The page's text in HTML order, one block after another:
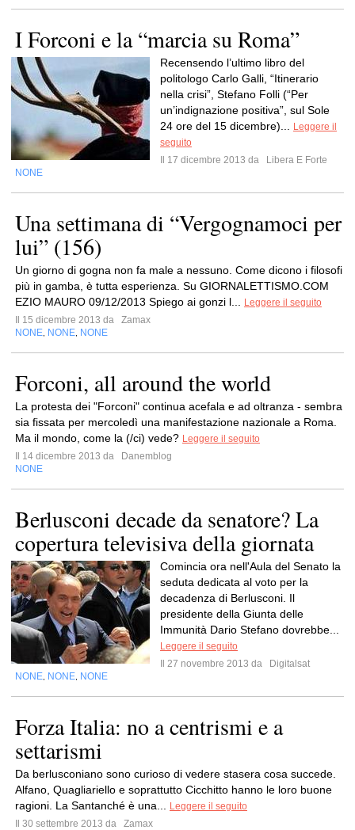
I Forconi e la “marcia su Roma”
Recensendo l’ultimo libro del
politologo Carlo Galli, “Itinerario
nella crisi”, Stefano Folli (“Per
un’indignazione positiva”, sul Sole
24 ore del 15 dicembre)...
Leggere il
seguito
Il 17 dicembre 2013 da
Libera E Forte
NONE
Una settimana di “Vergognamoci per
lui” (156)
Un giorno di gogna non fa male a nessuno. Come dicono i filosofi
più in gamba, è tutta esperienza. Su GIORNALETTISMO.COM
EZIO MAURO 09/12/2013 Spiego ai gonzi l...
Leggere il seguito
Il 15 dicembre 2013 da
Zamax
NONE NONE NONE
Forconi, all around the world
La protesta dei "Forconi" continua acefala e ad oltranza - sembra
sia fissata per mercoledì una manifestazione nazionale a Roma.
Ma il mondo, come la (/ci) vede? Leggere il seguito
Il 14 dicembre 2013 da
Danemblog
NONE
Berlusconi decade da senatore? La
copertura televisiva della giornata
Comincia ora nell'Aula del Senato la
seduta dedicata al voto per la
decadenza di Berlusconi. Il
presidente della Giunta delle
Immunità Dario Stefano dovrebbe...
Leggere il seguito
Il 27 novembre 2013 da
Digitalsat
NONE NONE NONE
Forza Italia: no a centrismi e a
settarismi
Da berlusconiano sono curioso di vedere stasera cosa succede.
Alfano, Quagliariello e soprattutto Cicchitto hanno le loro buone
ragioni. La Santanché è una...
Leggere il seguito
Il 30 settembre 2013 da
Zamax